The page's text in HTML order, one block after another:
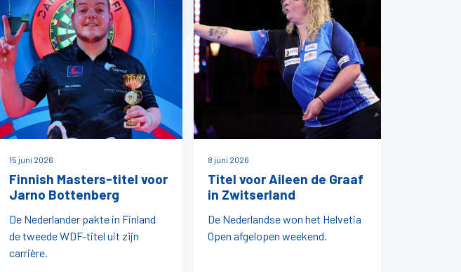
15 juni 2026
Finnish Masters-titel voor
Jarno Bottenberg
De Nederlander pakte in Finland
de tweede WDF-titel uit zijn
carrière.
8 juni 2026
Titel voor Aileen de Graaf
in Zwitserland
De Nederlandse won het Helvetia
Open afgelopen weekend.